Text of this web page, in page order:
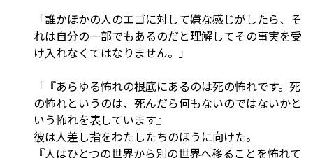
「誰かほかの人のエゴに対して嫌な感じがしたら、そ
れは自分の一部でもあるのだと理解してその事実を受
け入れなくてはなりません。」
「『あらゆる怖れの根底にあるのは死の怖れです。死
の怖れというのは、死んだら何もないのではないかと
いう怖れを表しています』
彼は人差し指をわたしたちのほうに向けた。
『人はひとつの世界から別の世界へ移ることを怖れて